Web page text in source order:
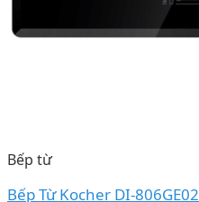
Bếp từ
Bếp Từ Kocher DI-806GE02